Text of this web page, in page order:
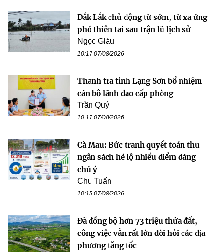
Đắk Lắk chủ động từ sớm, từ xa ứng
phó thiên tai sau trận lũ lịch sử
Ngọc Giàu
10:17 07/08/2026
Thanh tra tỉnh Lạng Sơn bổ nhiệm
cán bộ lãnh đạo cấp phòng
Trần Quý
10:17 07/08/2026
Cà Mau: Bức tranh quyết toán thu
ngân sách hé lộ nhiều điểm đáng
chú ý
Chu Tuấn
10:15 07/08/2026
Đã đồng bộ hơn 73 triệu thửa đất,
công việc vẫn rất lớn đòi hỏi các địa
phương tăng tốc